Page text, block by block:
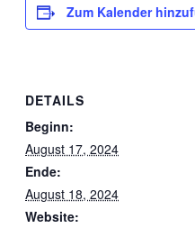
Zum Kalender
DETAILS
Beginn:
August 17, 2024
Ende:
August 18, 2024
Website: